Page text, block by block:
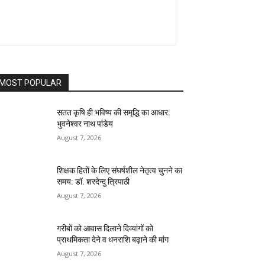
POPULAR
सतत कृषि ही भविष्य की समृद्धि का आधार:
भुवनेश्वर नाथ पांडेय
August 7, 2026
शिक्षक हितों के लिए संघर्षशील नेतृत्व चुनने का
समय: डॉ. शरदेन्दु त्रिपाठी
August 7, 2026
गरीबों को आवास दिलाने दिव्यांगों को
प्राथमिकता देने व धनराशि बढ़ाने की मांग
August 7, 2026